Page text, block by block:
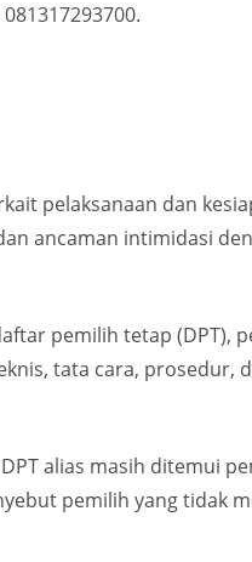
pelaksanaan dan
ancaman intimidasi
pemilih tetap (DPT),
tata cara, prosedur,
alias masih ditemui
pemilih yang tidak